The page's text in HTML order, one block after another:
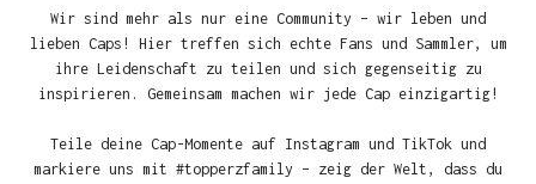
Wir sind mehr als nur eine Community – wir leben und
lieben Caps! Hier treffen sich echte Fans und Sammler, um
ihre Leidenschaft zu teilen und sich gegenseitig zu
inspirieren. Gemeinsam machen wir jede Cap einzigartig!
Teile deine Cap-Momente auf Instagram und TikTok und
markiere uns mit #topperzfamily – zeig der Welt, dass du